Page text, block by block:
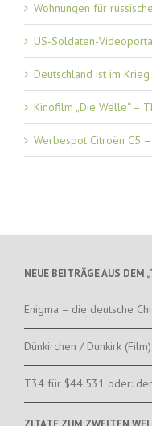
Wohnungen für
US-Soldaten-
Deutschland ist im Krieg
Kinofilm „Die Welle“ –
Werbespot Citroën C5
NEUE BEITRÄGE AUS DEM
Enigma – die deutsche
Dünkirchen / Dunkirk (Film)
T34 für $44.531 oder: